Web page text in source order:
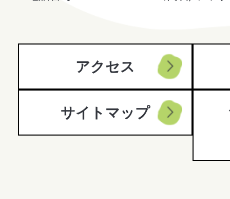
アクセス
サイトマップ